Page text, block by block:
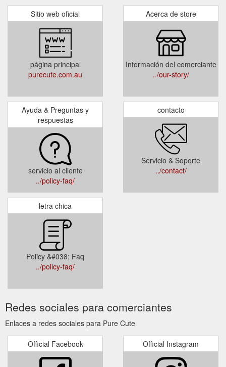
Sitio web oficial
página principal
purecute.com.au
Acerca de store
Información del comerciante
../our-story/
Ayuda & Preguntas y
respuestas
servicio al cliente
../policy-faq/
contacto
Servicio & Soporte
../contact/
letra chica
Policy &#038; Faq
../policy-faq/
Redes sociales para comerciantes
Enlaces a redes sociales para Pure Cute
Official Facebook Official Instagram